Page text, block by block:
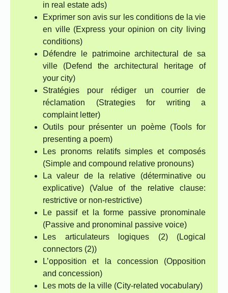
in real estate ads)
Exprimer son avis sur les conditions de la vie
en ville (Express your opinion on city living
conditions)
Défendre le patrimoine architectural de sa
ville (Defend the architectural heritage of
your city)
Stratégies pour rédiger un courrier de
réclamation (Strategies for writing a
complaint letter)
Outils pour présenter un poème (Tools for
presenting a poem)
Les pronoms relatifs simples et composés
(Simple and compound relative pronouns)
La valeur de la relative (déterminative ou
explicative) (Value of the relative clause:
restrictive or non-restrictive)
Le passif et la forme passive pronominale
(Passive and pronominal passive voice)
Les articulateurs logiques (2) (Logical
connectors (2))
L’opposition et la concession (Opposition
and concession)
Les mots de la ville (City-related vocabulary)